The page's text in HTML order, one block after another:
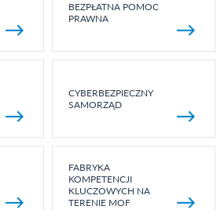
BEZPŁATNA POMOC
PRAWNA
CYBERBEZPIECZNY
SAMORZĄD
FABRYKA
KOMPETENCJI
KLUCZOWYCH NA
TERENIE MOF